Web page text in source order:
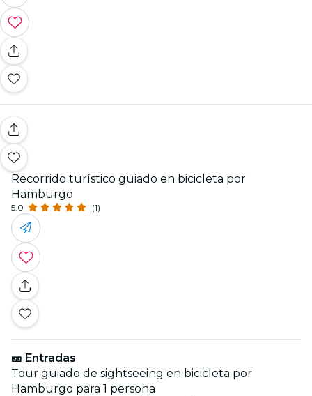
Recorrido turístico guiado en bicicleta por
Hamburgo
5.0 (1)
🎫 Entradas
Tour guiado de sightseeing en bicicleta por
Hamburgo para 1 persona